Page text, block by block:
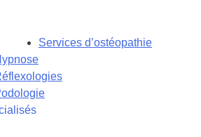
Services d’ostéopathie